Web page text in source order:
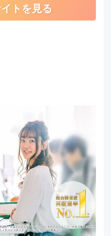
トを見る